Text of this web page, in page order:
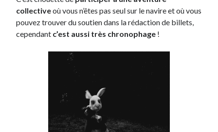
Non classé
Parole de Follower
Patchwork
collectiveoù vous n’êtes pas seul sur le navire et où vous
pouvez trouver du soutien dans la rédaction de billets,
cependant c’est aussi très chronophage !